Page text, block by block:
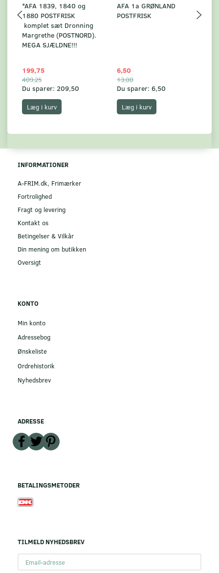
*AFA 1839, 1840 og
1880 POSTFRISK
komplet sæt Dronning
Margrethe (POSTNORD).
MEGA SJÆLDNE!!!
199,75
409,25
Du sparer: 209,50
Læg i kurv
AFA 1a GRØNLAND
POSTFRISK
6,50
13,00
Du sparer: 6,50
Læg i kurv
INFORMATIONER
A-FRIM.dk, Frimærker
Fortrolighed
Fragt og levering
Kontakt os
Betingelser & Vilkår
Din mening om butikken
Oversigt
KONTO
Min konto
Adressebog
Ønskeliste
Ordrehistorik
Nyhedsbrev
ADRESSE
BETALINGSMETODER
TILMELD NYHEDSBREV
adresse